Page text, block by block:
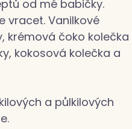
od mé babičky.
vracet. Vanilkové
krémová čoko kolečka
kokosová kolečka a
a půlkilových